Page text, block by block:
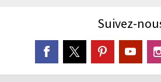
Suivez-